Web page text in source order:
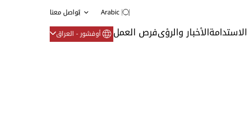
Arabic تواصل معنا
الاستدامةالأخبار والرؤىفرص العمل أوفشور - العراق